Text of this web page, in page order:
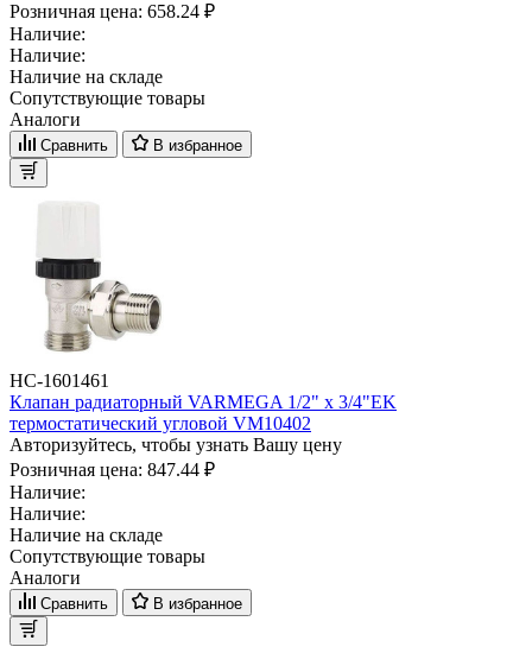
Розничная цена: 658.24 ₽
Наличие:
Наличие:
Наличие на складе
Сопутствующие товары
Аналоги
Сравнить В избранное
НС-1601461
Клапан радиаторный VARMEGA 1/2" x 3/4"EK
термостатический угловой VM10402
Авторизуйтесь, чтобы узнать Вашу цену
Розничная цена: 847.44 ₽
Наличие:
Наличие:
Наличие на складе
Сопутствующие товары
Аналоги
Сравнить В избранное